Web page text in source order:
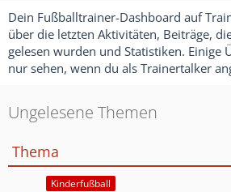
Dein Fußballtrainer-Dashboard auf
über die letzten Aktivitäten, Beiträge,
gelesen wurden und Statistiken. Einige
nur sehen, wenn du als Trainertalker
Ungelesene Themen
Thema
Kinderfußball